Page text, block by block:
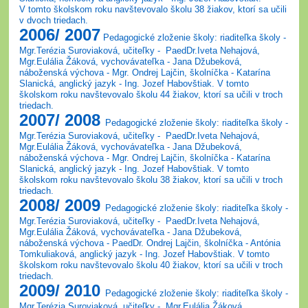
V tomto školskom roku navštevovalo školu 38 žiakov, ktorí sa učili
v dvoch triedach.
2006/ 2007 Pedagogické zloženie školy: riaditeľka školy -
Mgr.Terézia Suroviaková, učiteľky - PaedDr. Iveta Nehajová,
Mgr.Eulália Žáková, vychovávateľka - Jana Džubeková,
náboženská výchova - Mgr. Ondrej Lajčin, školníčka - Katarína
Slanická, anglický jazyk - Ing. Jozef Habovštiak. V tomto
školskom roku navštevovalo školu 44 žiakov, ktorí sa učili v troch
triedach.
2007/ 2008 Pedagogické zloženie školy: riaditeľka školy -
Mgr.Terézia Suroviaková, učiteľky - PaedDr. Iveta Nehajová,
Mgr.Eulália Žáková, vychovávateľka - Jana Džubeková,
náboženská výchova - Mgr. Ondrej Lajčin, školníčka - Katarína
Slanická, anglický jazyk - Ing. Jozef Habovštiak. V tomto
školskom roku navštevovalo školu 38 žiakov, ktorí sa učili v troch
triedach.
2008/ 2009 Pedagogické zloženie školy: riaditeľka školy -
Mgr.Terézia Suroviaková, učiteľky - PaedDr. Iveta Nehajová,
Mgr.Eulália Žáková, vychovávateľka - Jana Džubeková,
náboženská výchova - PaedDr. Ondrej Lajčin, školníčka - Antónia
Tomkuliaková, anglický jazyk - Ing. Jozef Habovštiak. V tomto
školskom roku navštevovalo školu 40 žiakov, ktorí sa učili v troch
triedach.
2009/ 2010 Pedagogické zloženie školy: riaditeľka školy -